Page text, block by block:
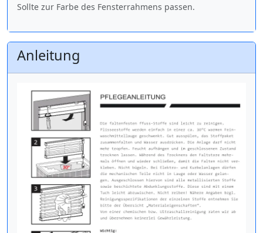
Sollte zur Farbe des Fensterrahmens passen.
Anleitung